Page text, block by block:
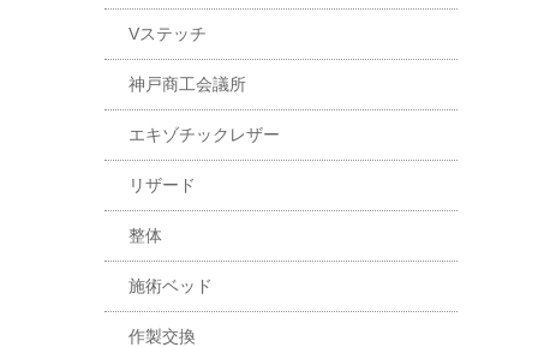
Vステッチ
神戸商工会議所
エキゾチックレザー
リザード
整体
施術ベッド
作製交換